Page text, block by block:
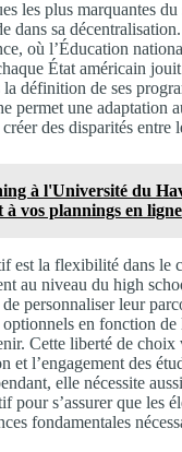
les plus marquantes du
dans sa décentralisation.
où l’Éducation
État américain jouit
définition de ses
permet une adaptation
des disparités entre
à l'Université du
à vos plannings en ligne
est la flexibilité dans le
au niveau du high
personnaliser leur
en fonction de
Cette liberté de choix
et l’engagement des
elle nécessite
pour s’assurer que les
fondamentales